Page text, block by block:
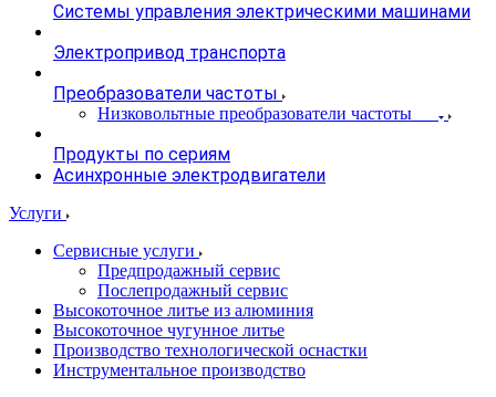
Системы управления электрическими машинами
Электропривод транспорта
Преобразователи частоты
Низковольтные преобразователи частоты
Продукты по сериям
Асинхронные электродвигатели
Услуги
Сервисные услуги
Предпродажный сервис
Послепродажный сервис
Высокоточное литье из алюминия
Высокоточное чугунное литье
Производство технологической оснастки
Инструментальное производство